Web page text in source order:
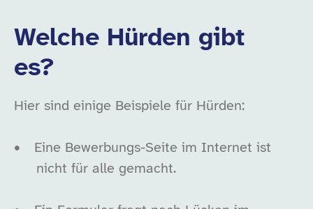
Welche Hürden gibt
es?
Hier sind einige Beispiele für Hürden:
•
Eine Bewerbungs-Seite im Internet ist
nicht für alle gemacht.